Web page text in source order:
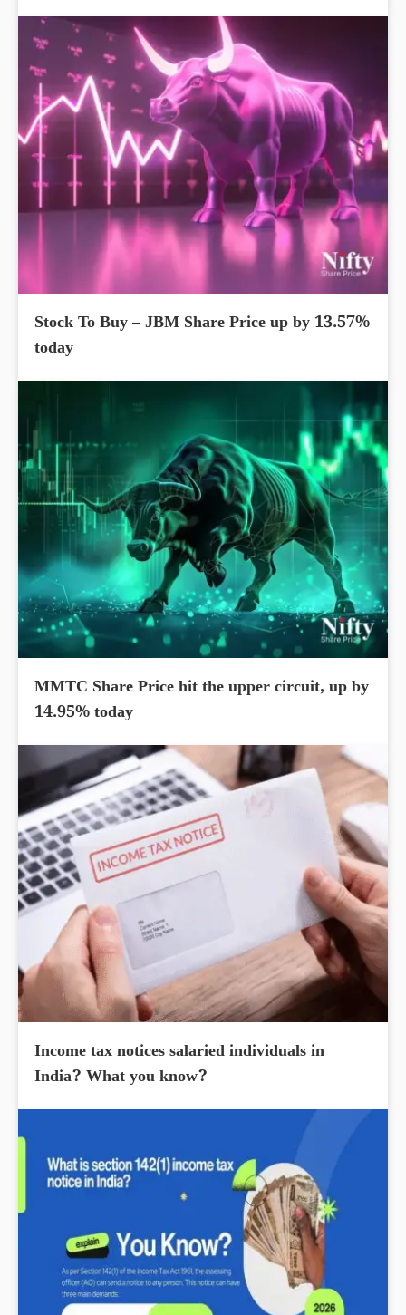
Stock To Buy – JBM Share Price up by 13.57%
today
MMTC Share Price hit the upper circuit, up by
14.95% today
Income tax notices salaried individuals in
India? What you know?